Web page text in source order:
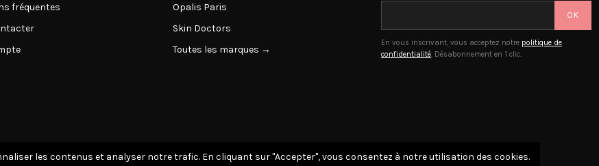
fréquentes
Opalis Paris
Skin Doctors
Toutes les marques →
OK
En vous inscrivant, vous acceptez notre politique de
confidentialité. Désabonnement en 1 clic.
les contenus et analyser notre trafic. En cliquant sur "Accepter", vous consentez à notre utilisation des cookies.